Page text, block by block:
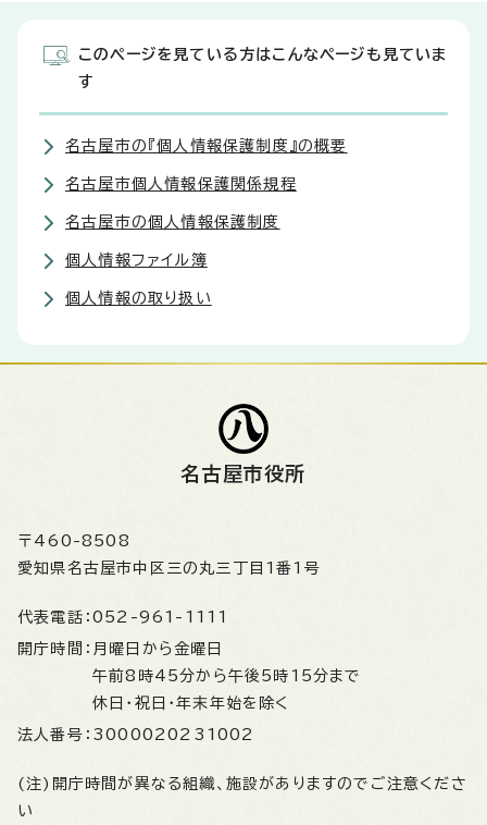
このページを見ている方はこんなページも見ていま
す
名古屋市の『個人情報保護制度』の概要
名古屋市個人情報保護関係規程
名古屋市の個人情報保護制度
個人情報ファイル簿
個人情報の取り扱い
名古屋市役所
〒460-8508
愛知県名古屋市中区三の丸三丁目1番1号
代表電話： 052-961-1111
開庁時間： 月曜日から金曜日
午前8時45分から午後5時15分まで
休日・祝日・年末年始を除く
法人番号： 3000020231002
(注)開庁時間が異なる組織、施設がありますのでご注意くださ
い